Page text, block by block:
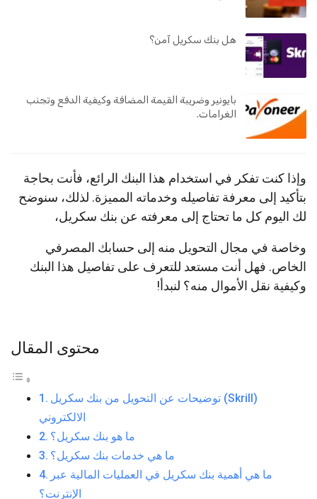
هل بنك سكريل آمن؟
بايونير وضريبة القيمة المضافة وكيفية الدفع وتجنب
الغرامات.
وإذا كنت تفكر في استخدام هذا البنك الرائع، فأنت بحاجة
بتأكيد إلى معرفة تفاصيله وخدماته المميزة. لذلك، سنوضح
لك اليوم كل ما تحتاج إلى معرفته عن بنك سكريل،
وخاصة في مجال التحويل منه إلى حسابك المصرفي
الخاص. فهل أنت مستعد للتعرف على تفاصيل هذا البنك
وكيفية نقل الأموال منه؟ لنبدأ!
محتوى المقال
توضيحات عن التحويل من بنك سكريل (Skrill)
الالكتروني
ما هو بنك سكريل؟
ما هي خدمات بنك سكريل؟
ما هي أهمية بنك سكريل في العمليات المالية عبر
الإنترنت؟